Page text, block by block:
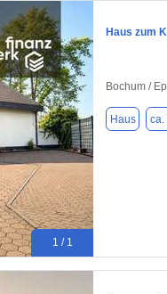
1 / 1
Haus zum
Bochum /
Haus ca.